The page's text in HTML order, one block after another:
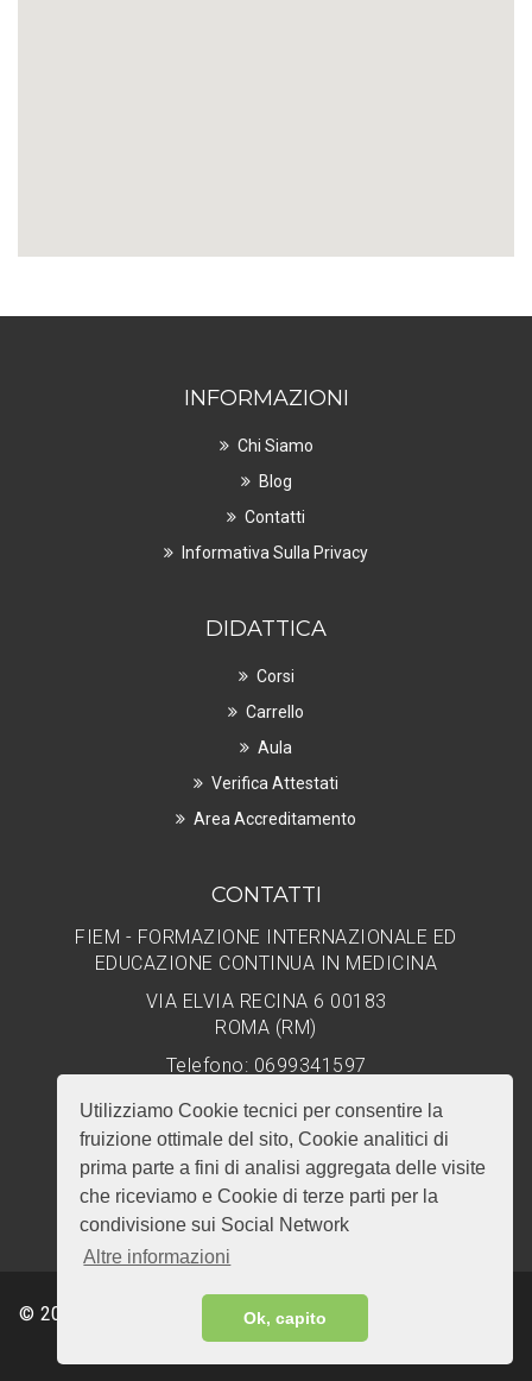
Utilizziamo Cookie tecnici per consentire la
fruizione ottimale del sito, Cookie analitici di
prima parte a fini di analisi aggregata delle visite
che riceviamo e Cookie di terze parti per la
condivisione sui Social Network
Altre informazioni
Ok, capito
INFORMAZIONI
Chi Siamo
Blog
Contatti
Informativa Sulla Privacy
DIDATTICA
Corsi
Carrello
Aula
Verifica Attestati
Area Accreditamento
CONTATTI
FIEM - FORMAZIONE INTERNAZIONALE ED
EDUCAZIONE CONTINUA IN MEDICINA
VIA ELVIA RECINA 6 00183
ROMA (RM)
Telefono: 0699341597
Email: info@ecmfiem.it
© 2026 - Tutti i diritti riservati. Realizzato da
Srl